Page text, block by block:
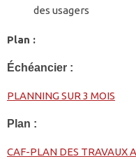
des usagers
Plan :
Échéancier :
PLANNING SUR 3 MOIS
Plan :
CAF-PLAN DES TRAVAUX